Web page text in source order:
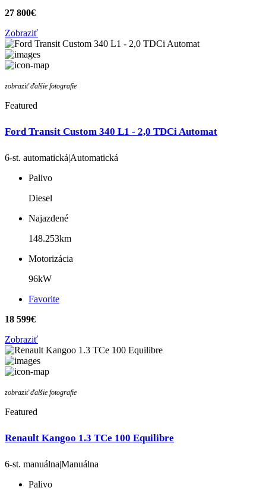
27 800€
Zobraziť
zobraziť ďalšie fotografie
Featured
Ford Transit Custom 340 L1 - 2,0 TDCi Automat
6-st. automatická|Automatická
Palivo
Diesel
Najazdené
148.253km
Motorizácia
96kW
Favorite
18 599€
Zobraziť
zobraziť ďalšie fotografie
Featured
Renault Kangoo 1.3 TCe 100 Equilibre
6-st. manuálna|Manuálna
Palivo